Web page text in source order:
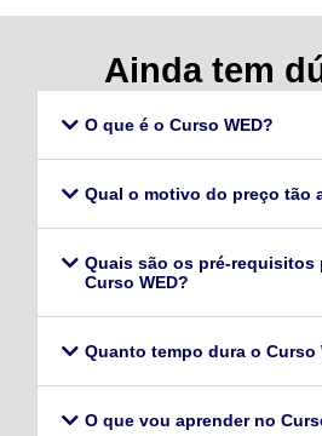
Ainda tem
O que é o Curso WED?
Qual o motivo do preço tão
Quais são os pré-requisitos
Curso WED?
Quanto tempo dura o Curso
O que vou aprender no